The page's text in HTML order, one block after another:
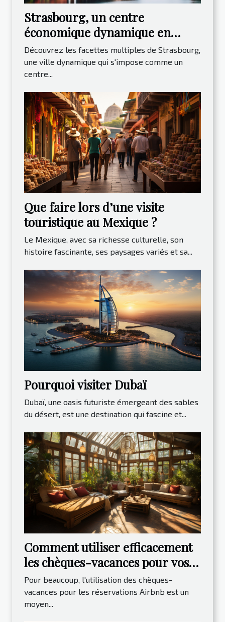
Strasbourg, un centre
économique dynamique en
Europe
Découvrez les facettes multiples de Strasbourg,
une ville dynamique qui s'impose comme un
centre...
Que faire lors d’une visite
touristique au Mexique ?
Le Mexique, avec sa richesse culturelle, son
histoire fascinante, ses paysages variés et sa...
Pourquoi visiter Dubaï
Dubaï, une oasis futuriste émergeant des sables
du désert, est une destination qui fascine et...
Comment utiliser efficacement
les chèques-vacances pour vos
réservations Airbnb
Pour beaucoup, l'utilisation des chèques-
vacances pour les réservations Airbnb est un
moyen...